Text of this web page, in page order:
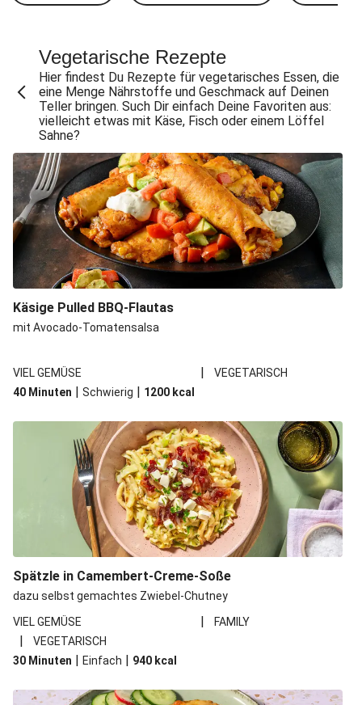
Vegetarische Rezepte
Hier findest Du Rezepte für vegetarisches Essen, die
eine Menge Nährstoffe und Geschmack auf Deinen
Teller bringen. Such Dir einfach Deine Favoriten aus:
vielleicht etwas mit Käse, Fisch oder einem Löffel
Sahne?
Käsige Pulled BBQ-Flautas
mit Avocado-Tomatensalsa
VIEL GEMÜSE |
VEGETARISCH
40 Minuten | Schwierig | 1200 kcal
Spätzle in Camembert-Creme-Soße
dazu selbst gemachtes Zwiebel-Chutney
VIEL GEMÜSE
| FAMILY
|
VEGETARISCH
30 Minuten | Einfach | 940 kcal